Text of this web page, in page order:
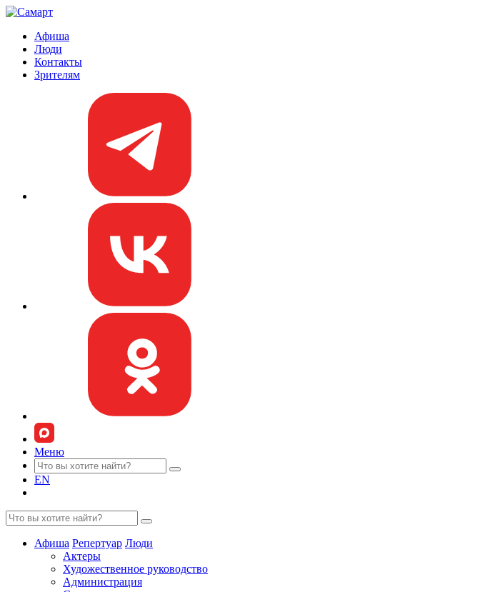
Афиша
Люди
Контакты
Зрителям
Меню
EN
Афиша Репертуар Люди
Актеры
Художественное руководство
Администрация